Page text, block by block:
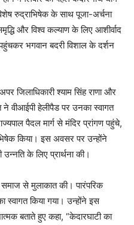
रुद्राभिषेक के साथ पूजा-अर्चना
और विश्व कल्याण के लिए आशीर्वाद
भगवान बदरी विशाल के दर्शन
जिलाधिकारी श्याम सिंह राणा और
ने वीआईपी हेलीपैड पर उनका स्वागत
पैदल मार्ग से मंदिर प्रांगण पहुंचे,
किया। इस अवसर पर उन्होंने
के लिए प्रार्थना की।
समाज से मुलाकात की। पारंपरिक
स्वागत किया गया। उन्होंने इस
बताते हुए कहा, “केदारघाटी का